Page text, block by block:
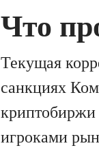
Что
Текущая
санкциях
криптобиржи
игроками